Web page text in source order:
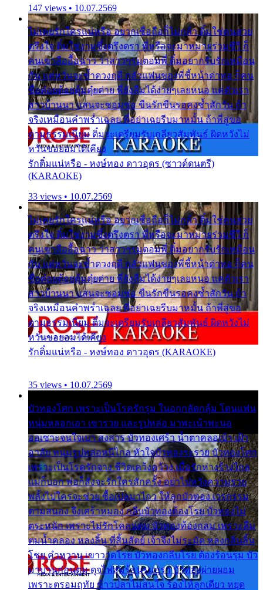
147 views • 10.07.2569
ไม่เคยรักใครแน่หรือ อยากเชื่อถือก็ไม่กล้า ติ๋มใช่คนสวย
ตรึงใจ ติ๋มใช่งามซึ้งตรึงตรา พี่หรือจะมาหมายร่วมชีวี ก็
คนเขาลืออื้อฉาว ว่าสาวๆรุมตอมพี่ ติ๋มอยากรับรักเหมือน
กัน แต่หวั่นจะช้ำดวงฤดี กลัวแฟนของพี่ชี้หน้าด่าทอ ก็คน
ชื่อต๋อยต้อยตุ้มตุ๋ยต่าย พี่ยังลืมได้ง่ายๆเลยหนอ แค่ตัวเรา
สาวบ้านนา แสนจะซอมซ่อ ขืนรักขืนรอคงช้ำสักวัน ถ้า
จริงเหมือนคำพร่ำเฉลย พี่อย่าเฉยรีบมาหมั้น ถ้าพี่สู่ขอ
ตามธรรมเนียม ติ๋มจะเตรียมรับเกลียวสัมพันธ์ ผิดหวังไม่
หวั่นขอยอมได้เคียง
รักติ๋มแน่หรือ - หงษ์ทอง ดาวอุดร (ซาวด์ดนตรี)
(KARAOKE)
33 views • 10.07.2569
ไม่เคยรักใครแน่หรือ อยากเชื่อถือก็ไม่กล้า ติ๋มใช่คนสวย
ตรึงใจ ติ๋มใช่งามซึ้งตรึงตรา พี่หรือจะมาหมายร่วมชีวี ก็
คนเขาลืออื้อฉาว ว่าสาวๆรุมตอมพี่ ติ๋มอยากรับรักเหมือน
กัน แต่หวั่นจะช้ำดวงฤดี กลัวแฟนของพี่ชี้หน้าด่าทอ ก็คน
ชื่อต๋อยต้อยตุ้มตุ๋ยต่าย พี่ยังลืมได้ง่ายๆเลยหนอ แค่ตัวเรา
สาวบ้านนา แสนจะซอมซ่อ ขืนรักขืนรอคงช้ำสักวัน ถ้า
จริงเหมือนคำพร่ำเฉลย พี่อย่าเฉยรีบมาหมั้น ถ้าพี่สู่ขอ
ตามธรรมเนียม ติ๋มจะเตรียมรับเกลียวสัมพันธ์ ผิดหวังไม่
หวั่นขอยอมได้เคียง
รักติ๋มแน่หรือ - หงษ์ทอง ดาวอุดร (KARAOKE)
35 views • 10.07.2569
บัวทองโศก เพราะเป็นโรครักรุม ในอกกลัดกลุ้ม โดนแฟน
หนุ่มหลอกเอา เขารวย และรูปหล่อ มาพะเน้าพะนอ
ออเซาะจนใจเบา สงสาร บัวทองเศร้า น้ำตาคลอเบ้า เฝ้า
อาลัย หนุ่มรูปหล่อหนีไกล หัวใจบัวทองระรวย บัวทองโศก
เพราะเป็นโรครักจาง ชีวิตเคว้งคว้าง เมื่อรักห่างร้างไกล
แม่ก็บอก พ่อก็สั่งจะรักใครสักครั้ง อย่าไปหวังความรวย
พลั้งไปใครจะช่วย ซื้อเปลมาไกว ให้ลูกบัวทอง เวรกรรม
ตามสนอง จึงเศร้าหมอง กลีบบัวทองต้องโรย บัวทองไม่
ตระหนัก เพราะไม่รักโคลนตม บัวทองท้องกลม เพราะลืม
ตมน้ำคลอง หลงลิ้น ที่สิ้นสัตย์ เจ้าจึงไม่ระมัด หลงกลิ่นลิ้น
โชย คำหวาน เขาวาดโรย บัวทองกลีบโรย ต้องร้อนรุม บัว
มาบานก่อนตูม ดุจไฟสุมร้อนรุมอุรา บัวทองผ่ายผอม
เพราะตรอมฤทัย ข้าวปลาไม่สนใจ ร้องไห้ลูกเดียว หยุด